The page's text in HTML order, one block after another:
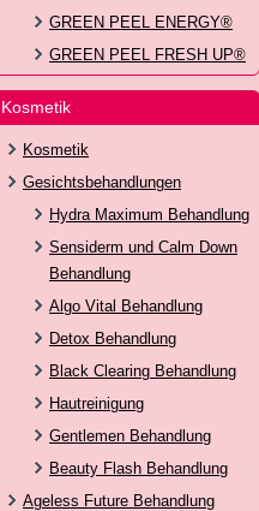
GREEN PEEL ENERGY®
GREEN PEEL FRESH UP®
Kosmetik
Kosmetik
Gesichtsbehandlungen
Hydra Maximum Behandlung
Sensiderm und Calm Down
Behandlung
Algo Vital Behandlung
Detox Behandlung
Black Clearing Behandlung
Hautreinigung
Gentlemen Behandlung
Beauty Flash Behandlung
Ageless Future Behandlung